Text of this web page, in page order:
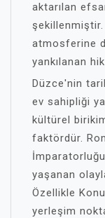
aktarılan
atmosferine
yankılanan
Düzce'nin
ev sahipliği
kültürel
faktördür.
yaşanan
Özellikle
yerleşim